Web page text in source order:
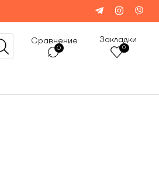
Сравнение
0
Закладки
0